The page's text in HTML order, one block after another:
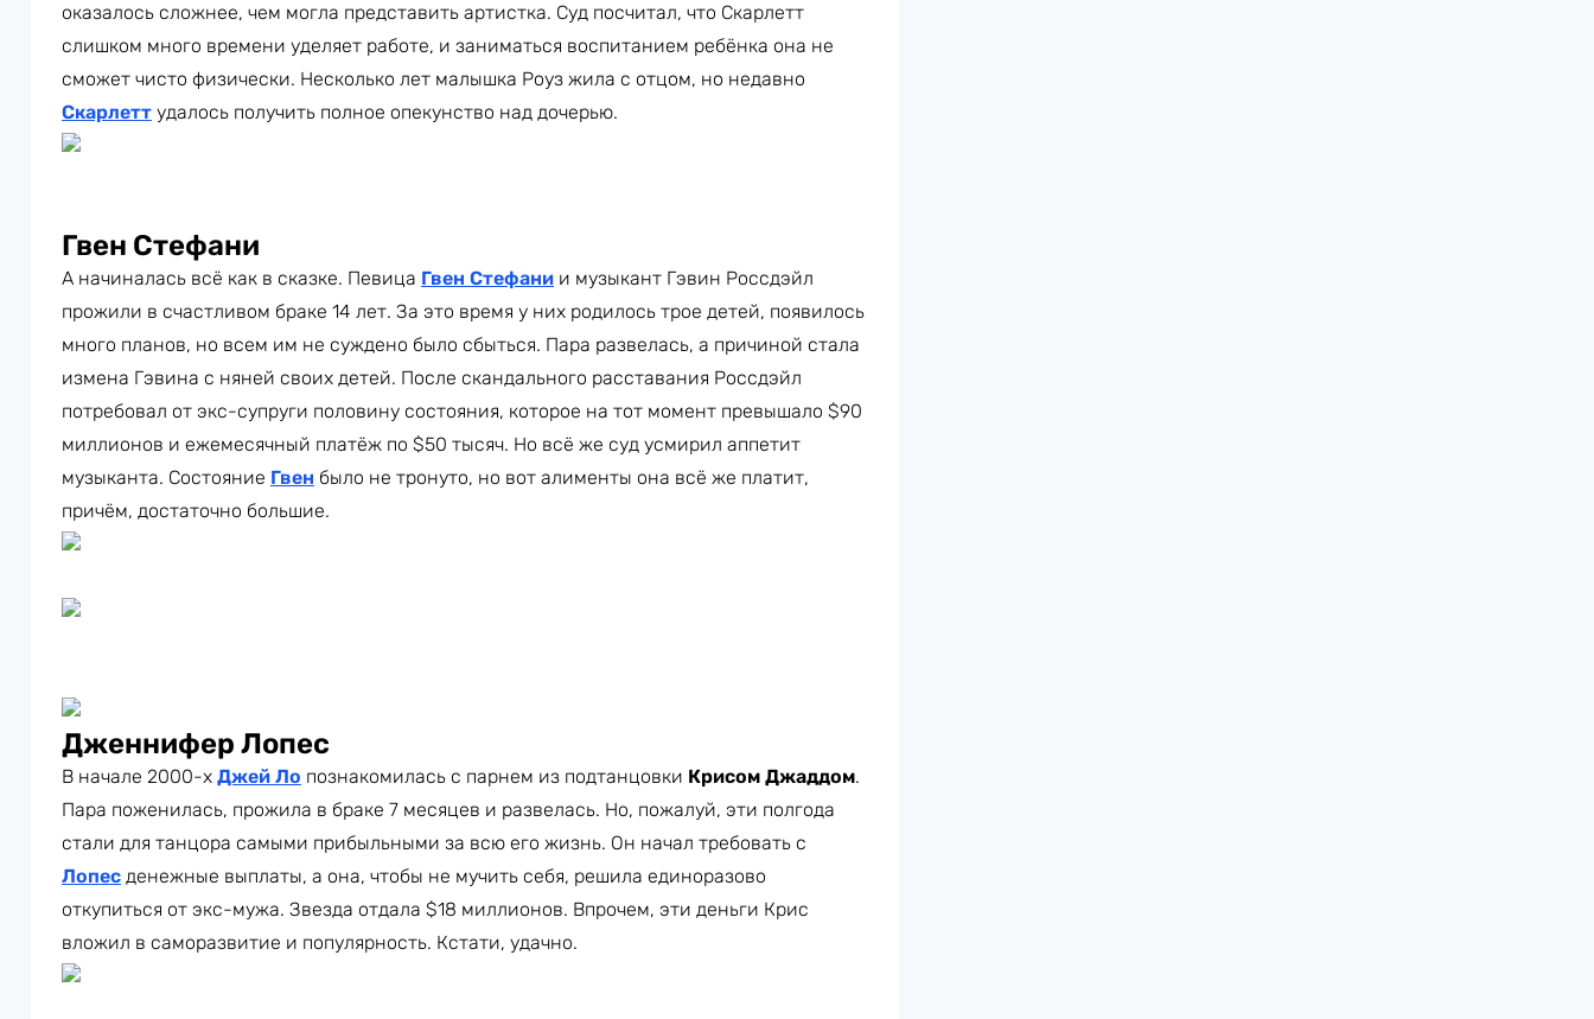
оказалось сложнее, чем могла представить артистка. Суд посчитал, что Скарлетт
слишком много времени уделяет работе, и заниматься воспитанием ребёнка она не
сможет чисто физически. Несколько лет малышка Роуз жила с отцом, но недавно
Скарлетт удалось получить полное опекунство над дочерью.
Гвен Стефани
А начиналась всё как в сказке. Певица Гвен Стефани и музыкант Гэвин Россдэйл
прожили в счастливом браке 14 лет. За это время у них родилось трое детей, появилось
много планов, но всем им не суждено было сбыться. Пара развелась, а причиной стала
измена Гэвина с няней своих детей. После скандального расставания Россдэйл
потребовал от экс-супруги половину состояния, которое на тот момент превышало $90
миллионов и ежемесячный платёж по $50 тысяч. Но всё же суд усмирил аппетит
музыканта. Состояние Гвен было не тронуто, но вот алименты она всё же платит,
причём, достаточно большие.
Дженнифер Лопес
В начале 2000-х Джей Ло познакомилась с парнем из подтанцовки Крисом Джаддом.
Пара поженилась, прожила в браке 7 месяцев и развелась. Но, пожалуй, эти полгода
стали для танцора самыми прибыльными за всю его жизнь. Он начал требовать с
Лопес денежные выплаты, а она, чтобы не мучить себя, решила единоразово
откупиться от экс-мужа. Звезда отдала $18 миллионов. Впрочем, эти деньги Крис
вложил в саморазвитие и популярность. Кстати, удачно.